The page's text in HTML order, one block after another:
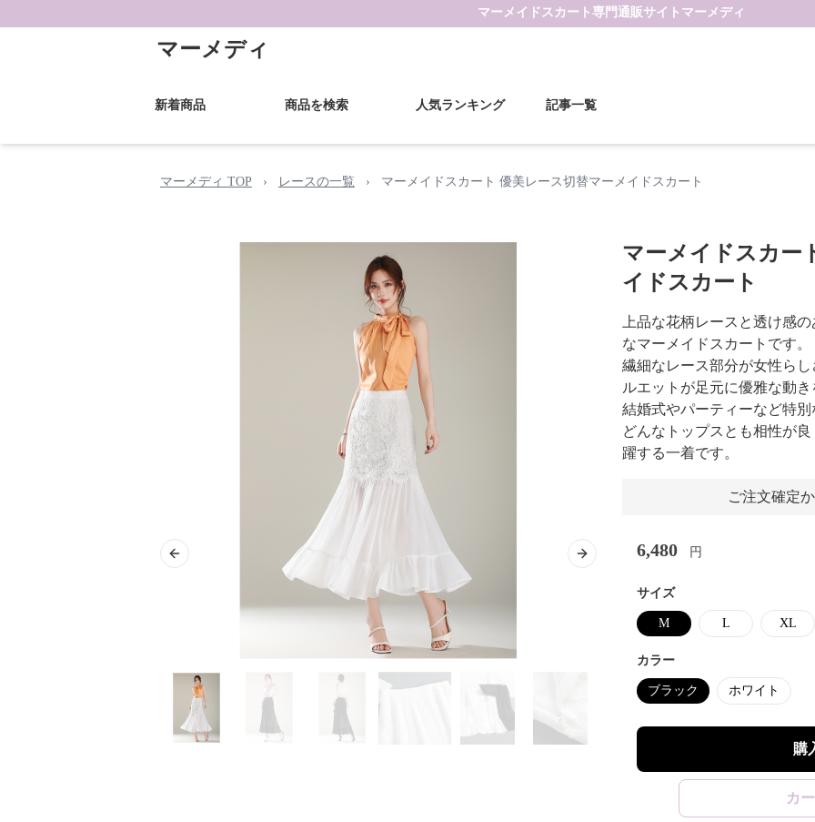
マーメイドスカート 専門通販サイト マーメディ
マーメディ
新着商品 商品を検索 人気ランキング 記事一覧
マーメディ TOP › レースの一覧 › マーメイドスカート 優美レース切替マーメイドスカート
Previous slide Next slide
マーメイドスカー
イドスカート
上品な花柄レースと透け感
なマーメイドスカートです。
繊細なレース部分が女性ら
ルエットが足元に優雅な動き
結婚式やパーティーなど特別
どんなトップスとも相性が
躍する一着です。
ご注文確定
6,480 円
サイズ
M L XL
カラー
ブラック ホワイト
購
カ